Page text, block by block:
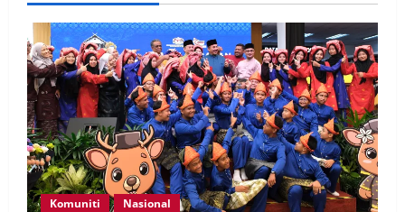
Komuniti Nasional